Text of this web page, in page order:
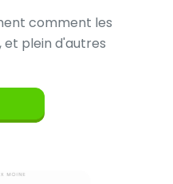
comment les
, et plein d'autres